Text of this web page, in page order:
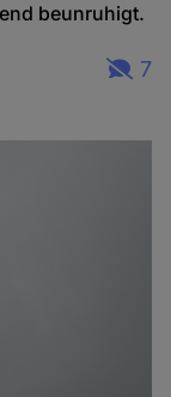
beunruhigt.
7